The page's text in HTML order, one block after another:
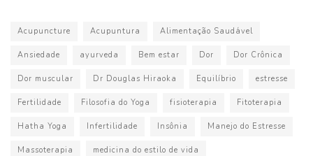
Acupuncture Acupuntura Alimentação Saudável
Ansiedade ayurveda Bem estar Dor Dor Crônica
Dor muscular Dr Douglas Hiraoka Equilíbrio estresse
Fertilidade Filosofia do Yoga fisioterapia Fitoterapia
Hatha Yoga Infertilidade Insônia Manejo do Estresse
Massoterapia medicina do estilo de vida